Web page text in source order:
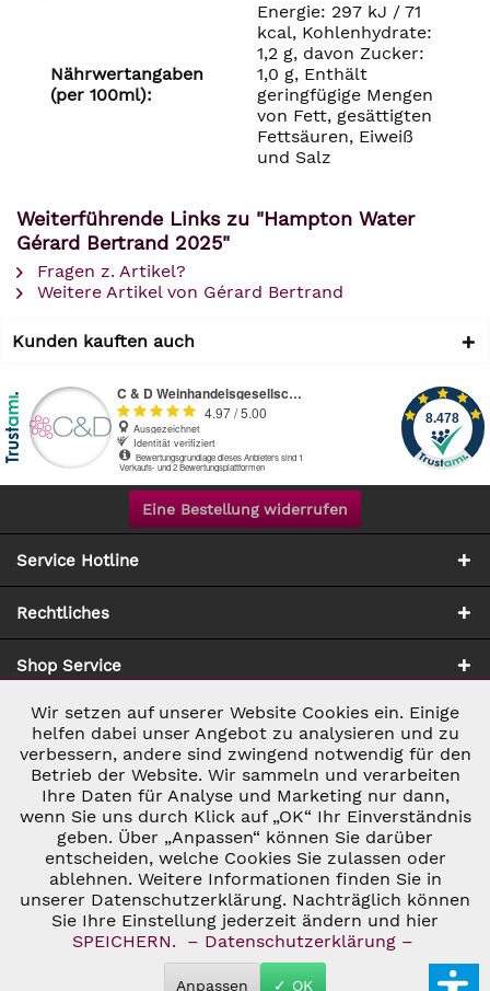
Nährwertangaben
(per 100ml):
Energie: 297 kJ / 71
kcal, Kohlenhydrate:
1,2 g, davon Zucker:
1,0 g, Enthält
geringfügige Mengen
von Fett, gesättigten
Fettsäuren, Eiweiß
und Salz
Weiterführende Links zu "Hampton Water
Gérard Bertrand 2025"
Fragen z. Artikel?
Weitere Artikel von Gérard Bertrand
Kunden kauften auch
Eine Bestellung widerrufen
Service Hotline
Rechtliches
Shop Service
Zahlung & Versand
* ALLE PREISE INKL. GESETZL. UMSATZSTEUER ZZGL.
VERSANDKOSTEN UND GGF. NACHNAHMEGEBÜHREN, WENN NICHT
ANDERS BESCHRIEBEN
© 2026 C&D WEINHANDEL - ALL RIGHTS RESERVED. THEME BY
THEMEWARE®
Notwendig Aktiv
Marketing Inaktiv
Tracking Inaktiv
Personalisierung Inaktiv
Wir setzen auf unserer Website Cookies ein. Einige
helfen dabei unser Angebot zu analysieren und zu
verbessern, andere sind zwingend notwendig für den
Betrieb der Website. Wir sammeln und verarbeiten
Ihre Daten für Analyse und Marketing nur dann,
wenn Sie uns durch Klick auf „OK“ Ihr Einverständnis
geben. Über „Anpassen“ können Sie darüber
entscheiden, welche Cookies Sie zulassen oder
ablehnen. Weitere Informationen finden Sie in
unserer Datenschutzerklärung. Nachträglich können
Sie Ihre Einstellung jederzeit ändern und hier
SPEICHERN.
– Datenschutzerklärung –
Anpassen ✓ OK